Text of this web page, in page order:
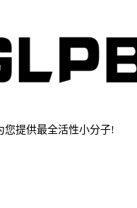
您提供最全活性小分子!